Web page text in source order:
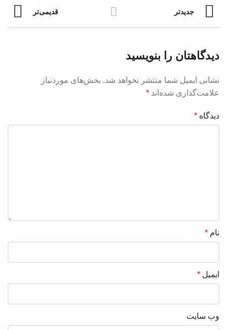
جدیدتر قدیمی‌تر
دیدگاهتان را بنویسید
نشانی ایمیل شما منتشر نخواهد شد. بخش‌های موردنیاز
علامت‌گذاری شده‌اند *
دیدگاه *
نام *
ایمیل *
وب‌ سایت